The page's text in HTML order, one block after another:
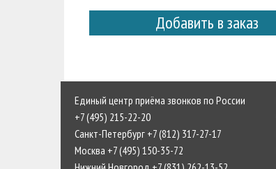
Добавить в заказ
Единый центр приёма звонков по России
+7 (495) 215-22-20
Санкт-Петербург +7 (812) 317-27-17
Москва +7 (495) 150-35-72